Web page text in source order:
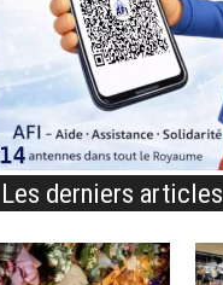
Les derniers articles